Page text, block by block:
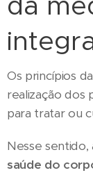
Os princípios
realização dos
para tratar ou
Nesse
saúde do